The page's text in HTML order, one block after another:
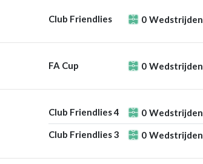
Club Friendlies 0 Wedstrijden
FA Cup 0 Wedstrijden
Club Friendlies 4 0 Wedstrijden
Club Friendlies 3 0 Wedstrijden